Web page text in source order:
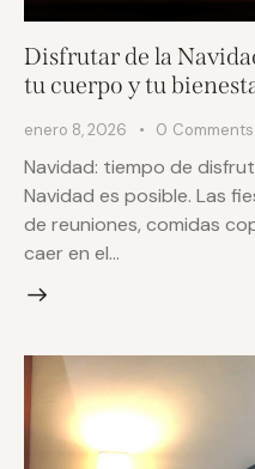
Disfrutar de la
tu cuerpo y tu
enero 8, 2026 0 Comments
Navidad: tiempo de
Navidad es posible. Las
de reuniones, comidas
caer en el…